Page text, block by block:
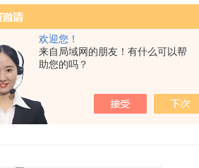
欢迎您！
来自局域网的朋友！有什么可以帮
助您的吗？
测试仪，刀片测试仪，预灌封注射器测试仪，口腔器械测试仪